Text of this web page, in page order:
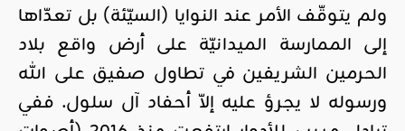
ولم يتوقّف الأمر عند النوايا (السيّئة) بل تعدّاها
إلى الممارسة الميدانيّة على أرض واقع بلاد
الحرمين الشريفين في تطاول صفيق على الله
ورسوله لا يجرؤ عليه إلاّ أحفاد آل سلول. ففي